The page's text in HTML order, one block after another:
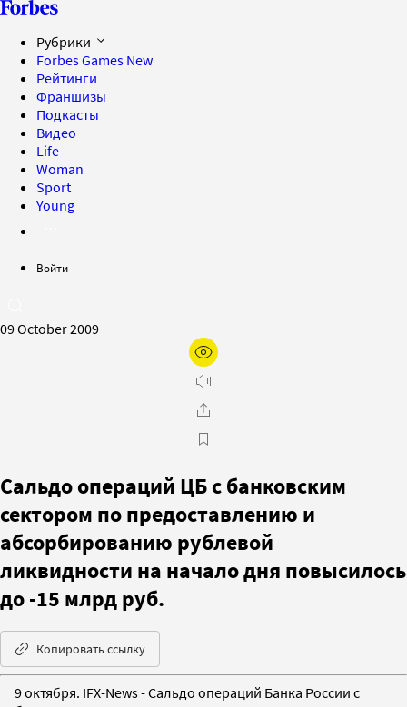
Рубрики
Forbes Games New
Рейтинги
Франшизы
Подкасты
Видео
Life
Woman
Sport
Young
Войти
09 October 2009
Сальдо операций ЦБ с банковским
сектором по предоставлению и
абсорбированию рублевой
ликвидности на начало дня повысилось
до -15 млрд руб.
Копировать ссылку
9 октября. IFX-News - Сальдо операций Банка России с